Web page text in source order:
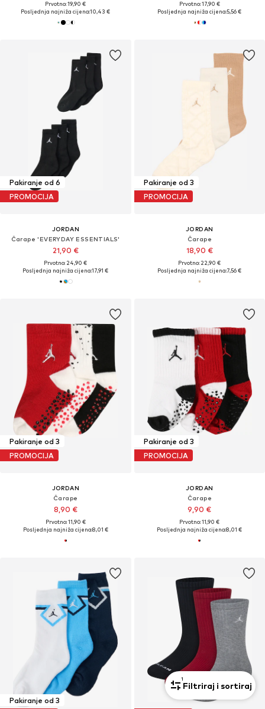
Prvotno: 19,90 €
Posljednja najniža cijena:10,43 €
Prvotno: 17,90 €
Posljednja najniža cijena:5,56 €
Pakiranje od 6
PROMOCIJA
JORDAN
Čarape 'EVERYDAY ESSENTIALS'
21,90 €
Prvotno: 24,90 €
Posljednja najniža cijena:17,91 €
Pakiranje od 3
PROMOCIJA
JORDAN
Čarape
18,90 €
Prvotno: 22,90 €
Posljednja najniža cijena:7,56 €
Pakiranje od 3
PROMOCIJA
JORDAN
Čarape
8,90 €
Prvotno: 11,90 €
Posljednja najniža cijena:8,01 €
Pakiranje od 3
PROMOCIJA
JORDAN
Čarape
9,90 €
Prvotno: 11,90 €
Posljednja najniža cijena:8,01 €
Pakiranje od 3
1
Filtriraj i sortiraj